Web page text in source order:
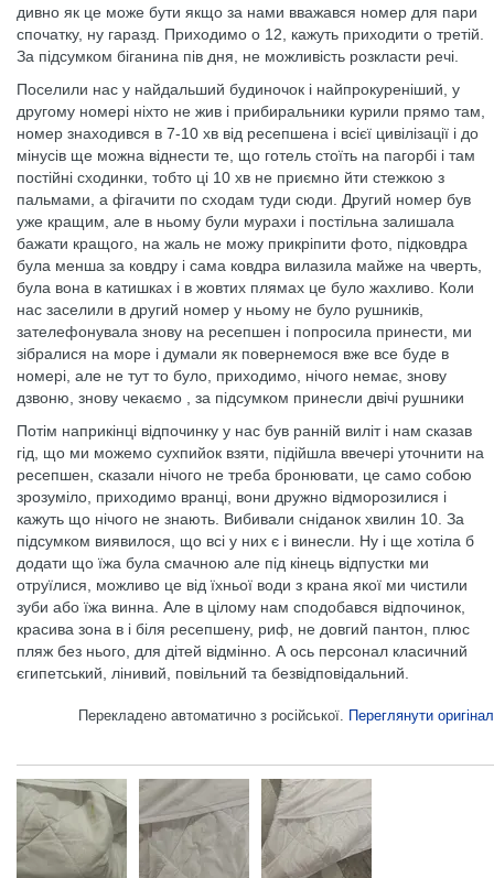
дивно як це може бути якщо за нами вважався номер для пари
спочатку, ну гаразд. Приходимо о 12, кажуть приходити о третій.
За підсумком біганина пів дня, не можливість розкласти речі.
Поселили нас у найдальший будиночок і найпрокуреніший, у
другому номері ніхто не жив і прибиральники курили прямо там,
номер знаходився в 7-10 хв від ресепшена і всієї цивілізації і до
мінусів ще можна віднести те, що готель стоїть на пагорбі і там
постійні сходинки, тобто ці 10 хв не приємно йти стежкою з
пальмами, а фігачити по сходам туди сюди. Другий номер був
уже кращим, але в ньому були мурахи і постільна залишала
бажати кращого, на жаль не можу прикріпити фото, підковдра
була менша за ковдру і сама ковдра вилазила майже на чверть,
була вона в катишках і в жовтих плямах це було жахливо. Коли
нас заселили в другий номер у ньому не було рушників,
зателефонувала знову на ресепшен і попросила принести, ми
зібралися на море і думали як повернемося вже все буде в
номері, але не тут то було, приходимо, нічого немає, знову
дзвоню, знову чекаємо , за підсумком принесли двічі рушники
Потім наприкінці відпочинку у нас був ранній виліт і нам сказав
гід, що ми можемо сухпийок взяти, підійшла ввечері уточнити на
ресепшен, сказали нічого не треба бронювати, це само собою
зрозуміло, приходимо вранці, вони дружно відморозилися і
кажуть що нічого не знають. Вибивали сніданок хвилин 10. За
підсумком виявилося, що всі у них є і винесли. Ну і ще хотіла б
додати що їжа була смачною але під кінець відпустки ми
отруїлися, можливо це від їхньої води з крана якої ми чистили
зуби або їжа винна. Але в цілому нам сподобався відпочинок,
красива зона в і біля ресепшену, риф, не довгий пантон, плюс
пляж без нього, для дітей відмінно. А ось персонал класичний
єгипетський, лінивий, повільний та безвідповідальний.
Перекладено автоматично з російської. Переглянути оригінал